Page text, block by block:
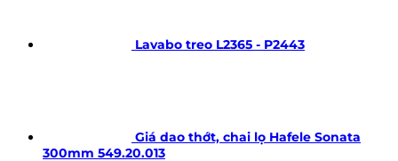
Lavabo treo L2365 - P2443
Giá dao thớt, chai lọ Hafele Sonata
300mm 549.20.013